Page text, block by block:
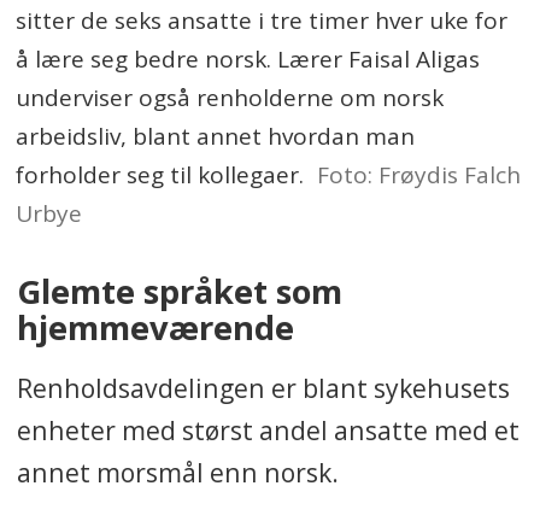
sitter de seks ansatte i tre timer hver uke for
å lære seg bedre norsk. Lærer Faisal Aligas
underviser også renholderne om norsk
arbeidsliv, blant annet hvordan man
forholder seg til kollegaer. Foto: Frøydis Falch
Urbye
Glemte språket som
hjemmeværende
Renholdsavdelingen er blant sykehusets
enheter med størst andel ansatte med et
annet morsmål enn norsk.